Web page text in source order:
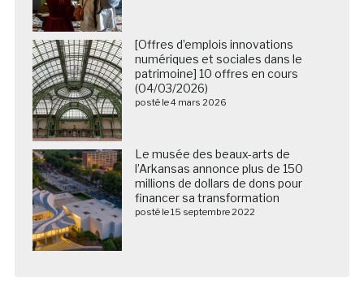
[Offres d’emplois innovations
numériques et sociales dans le
patrimoine] 10 offres en cours
(04/03/2026)
posté le 4 mars 2026
Le musée des beaux-arts de
l’Arkansas annonce plus de 150
millions de dollars de dons pour
financer sa transformation
posté le 15 septembre 2022